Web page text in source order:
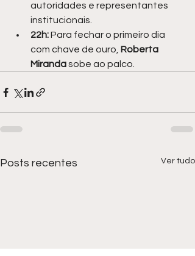
autoridades e representantes
institucionais.
22h: Para fechar o primeiro dia
com chave de ouro, Roberta
Miranda sobe ao palco.
Posts recentes Ver tudo